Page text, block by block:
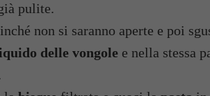
pulite.
non si saranno aperte e poi
delle vongole e nella stessa